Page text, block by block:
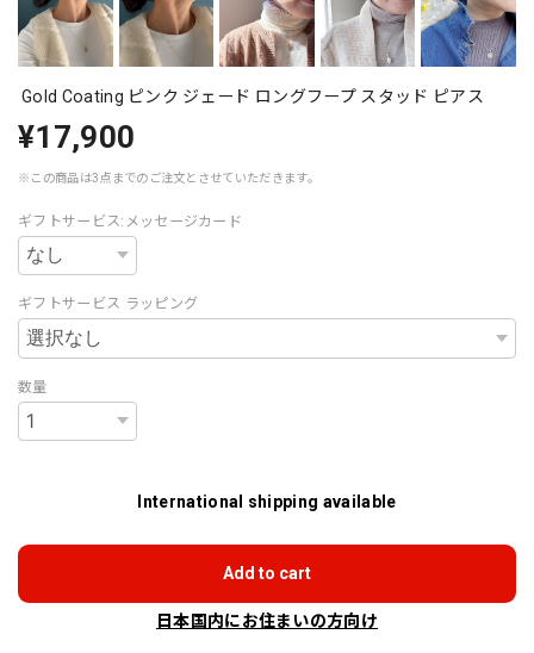
Gold Coating ピンク ジェード ロングフープ スタッド ピアス
¥17,900
※この商品は3点までのご注文とさせていただきます。
ギフトサービス:メッセージカード
ギフトサービス ラッピング
数量
International shipping available
Add to cart
日本国内にお住まいの方向け